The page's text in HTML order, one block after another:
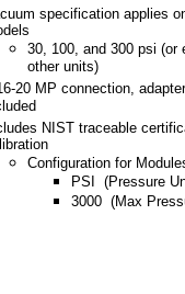
specification applies
30, 100, and 300 psi (or
other units)
20 MP connection,
NIST traceable
Configuration for
PSI (Pressure
3000 (Max